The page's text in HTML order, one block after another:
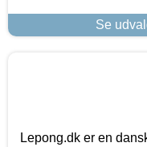
Se
Lepong.dk er en